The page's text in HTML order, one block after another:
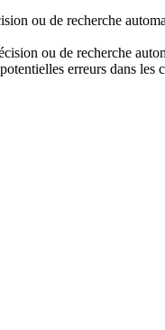
ou de recherche
ou de recherche
erreurs dans les